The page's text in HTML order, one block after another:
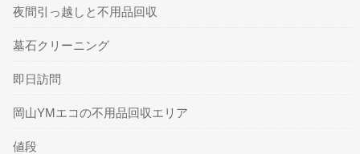
夜間引っ越しと不用品回収
墓石クリーニング
即日訪問
岡山YMエコの不用品回収エリア
値段